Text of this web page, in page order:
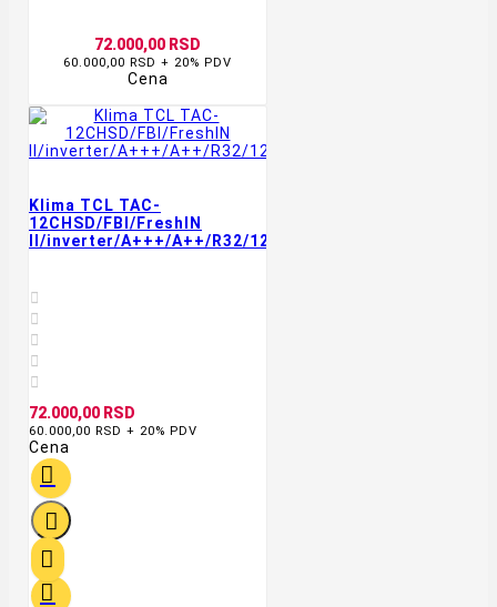
72.000,00 RSD
60.000,00 RSD + 20% PDV
Cena
Klima TCL TAC-
12CHSD/FBI/FreshIN
II/inverter/A+++/A++/R32/12000BTU/WIFI/4D/bela





72.000,00 RSD
60.000,00 RSD + 20% PDV
Cena



